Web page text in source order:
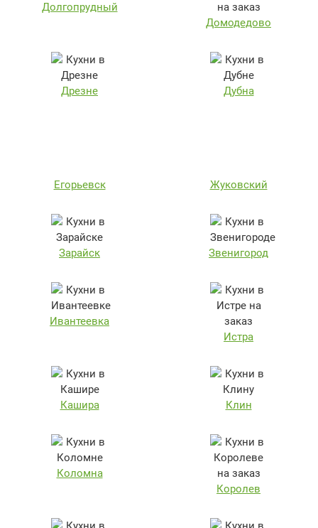
Долгопрудный
Домодедово
Дрезне Дубна
Егорьевск Жуковский
Зарайск Звенигород
Ивантеевка
Истра
Кашира Клин
Коломна
Королев